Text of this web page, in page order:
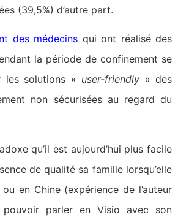
(39,5%) d’autre part.
des médecins qui ont réalisé des
la période de confinement se
les solutions « user-friendly » des
non sécurisées au regard du
qu’il est aujourd’hui plus facile
de qualité sa famille lorsqu’elle
en Chine (expérience de l’auteur
parler en Visio avec son